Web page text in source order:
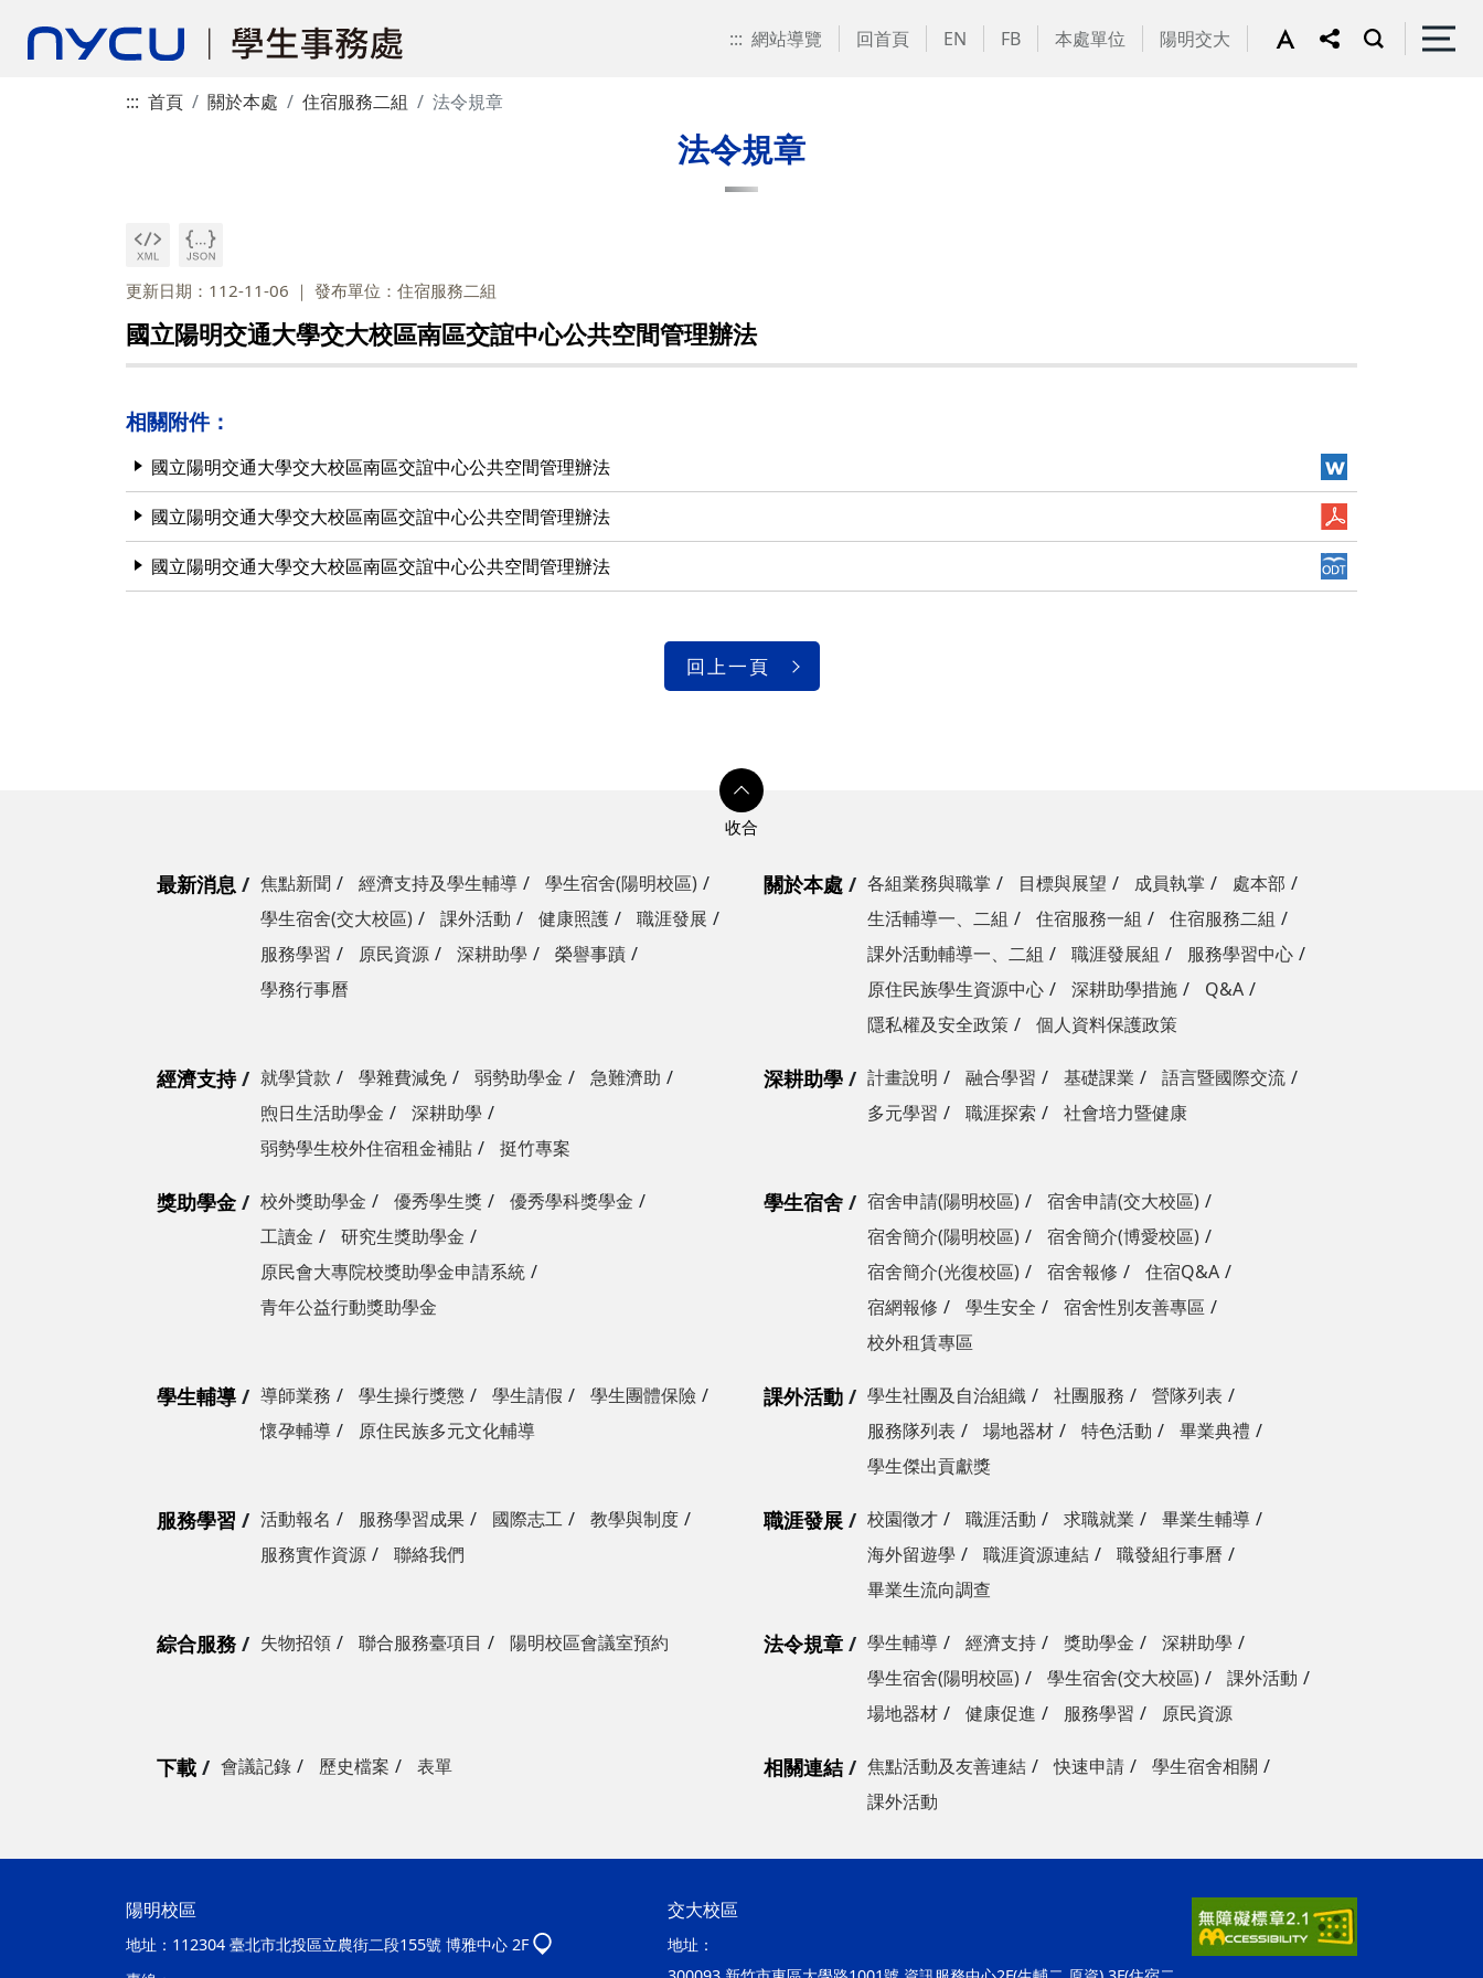
::: 網站導覽 回首頁 EN FB 本處單位 陽明交大
::: 首頁 關於本處 住宿服務二組 法令規章
法令規章
更新日期：112-11-06 發布單位：住宿服務二組
國立陽明交通大學交大校區南區交誼中心公共空間管理辦法
相關附件：
國立陽明交通大學交大校區南區交誼中心公共空間管理辦法
國立陽明交通大學交大校區南區交誼中心公共空間管理辦法
國立陽明交通大學交大校區南區交誼中心公共空間管理辦法
回上一頁
最新消息 焦點新聞 經濟支持及學生輔導
學生宿舍(陽明校區)
學生宿舍(交大校區)
課外活動 健康照護
職涯發展
服務學習
原民資源 深耕助學
榮譽事蹟
學務行事曆
關於本處 各組業務與職掌 目標與展望 成員執掌
處本部
生活輔導一、二組
住宿服務一組
住宿服務二組
課外活動輔導一、二組
職涯發展組
服務學習中心
原住民族學生資源中心
深耕助學措施
Q&A
隱私權及安全政策
個人資料保護政策
經濟支持 就學貸款 學雜費減免 弱勢助學金
急難濟助
煦日生活助學金
深耕助學
弱勢學生校外住宿租金補貼
挺竹專案
深耕助學 計畫說明 融合學習 基礎課業
語言暨國際交流
多元學習
職涯探索 社會培力暨健康
獎助學金 校外獎助學金 優秀學生獎
優秀學科獎學金
工讀金
研究生獎助學金
原民會大專院校獎助學金申請系統
青年公益行動獎助學金
學生宿舍 宿舍申請(陽明校區)
宿舍申請(交大校區)
宿舍簡介(陽明校區)
宿舍簡介(博愛校區)
宿舍簡介(光復校區)
宿舍報修
住宿Q&A
宿網報修
學生安全
宿舍性別友善專區
校外租賃專區
學生輔導 導師業務 學生操行獎懲 學生請假
學生團體保險
懷孕輔導
原住民族多元文化輔導
課外活動 學生社團及自治組織 社團服務
營隊列表
服務隊列表
場地器材 特色活動
畢業典禮
學生傑出貢獻獎
服務學習 活動報名 服務學習成果 國際志工
教學與制度
服務實作資源
聯絡我們
職涯發展 校園徵才 職涯活動 求職就業
畢業生輔導
海外留遊學
職涯資源連結
職發組行事曆
畢業生流向調查
綜合服務 失物招領 聯合服務臺項目 陽明校區會議室預約 法令規章 學生輔導 經濟支持 獎助學金
深耕助學
學生宿舍(陽明校區)
學生宿舍(交大校區)
課外活動
場地器材
健康促進 服務學習 原民資源
下載 會議記錄 歷史檔案 表單 相關連結 焦點活動及友善連結 快速申請
學生宿舍相關
課外活動
陽明校區
地址： 112304 臺北市北投區立農街二段155號 博雅中心 2F
交大校區
地址：